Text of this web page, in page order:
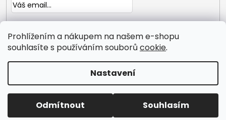
Prohlížením a nákupem na našem e-shopu
souhlasíte s používáním souborů cookie.
Nastavení
Odmítnout Souhlasím
osobních údajů
Copyright 2026GYMTIME. Všechna práva vyhrazena.